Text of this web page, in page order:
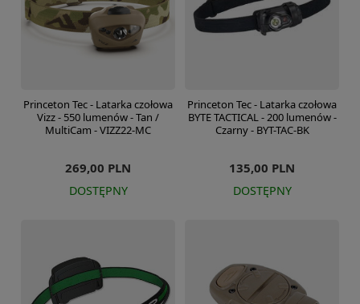
Princeton Tec - Latarka czołowa
Vizz - 550 lumenów - Tan /
MultiCam - VIZZ22-MC
269,00 PLN
DOSTĘPNY
Princeton Tec - Latarka czołowa
BYTE TACTICAL - 200 lumenów -
Czarny - BYT-TAC-BK
135,00 PLN
DOSTĘPNY